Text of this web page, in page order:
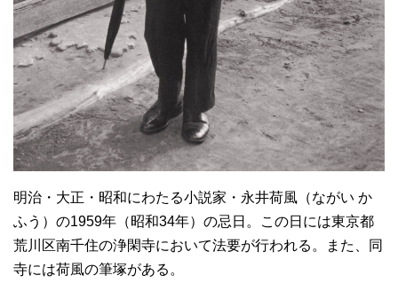
明治・大正・昭和にわたる小説家・永井荷風（ながい か
ふう）の1959年（昭和34年）の忌日。この日には東京都
荒川区南千住の浄閑寺において法要が行われる。また、同
寺には荷風の筆塚がある。